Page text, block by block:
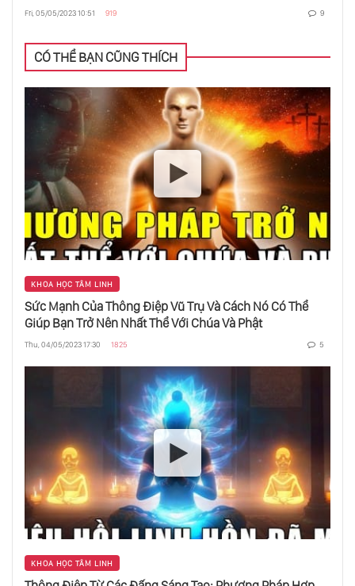
Nhân Cách - Chính Là Đeo Mặt Nạ Vào Và
Diễn Kịch
Sao Phải Noi Gương?
Mật Chú Là Gì?
Trùng Hợp Ngẫu Nhiên Là Gì?
Tạo Kết Nối Với Cơ Thể - Chìa Khoá Cho Khoẻ
Mạnh
Fri, 05/05/2023 10:51 919 9
CÓ THỂ BẠN CŨNG THÍCH
KHOA HỌC TÂM LINH
Sức Mạnh Của Thông Điệp Vũ Trụ Và Cách Nó Có Thể
Giúp Bạn Trở Nên Nhất Thể Với Chúa Và Phật
Thu, 04/05/2023 17:30 1825 5
KHOA HỌC TÂM LINH